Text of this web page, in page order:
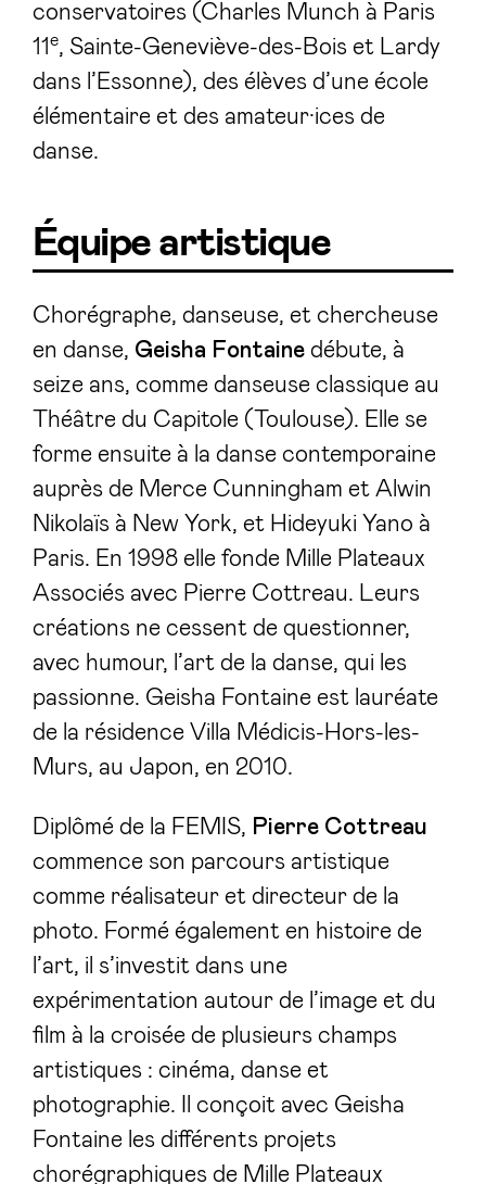
conservatoires (Charles Munch à Paris
11e, Sainte-Geneviève-des-Bois et Lardy
dans l’Essonne), des élèves d’une école
élémentaire et des amateur·ices de
danse.
Équipe artistique
Chorégraphe, danseuse, et chercheuse
en danse, Geisha Fontainedébute, à
seize ans, comme danseuse classique au
Théâtre du Capitole (Toulouse). Elle se
forme ensuite à la danse contemporaine
auprès de Merce Cunningham et Alwin
Nikolaïs à New York, et Hideyuki Yano à
Paris. En 1998 elle fonde Mille Plateaux
Associés avec Pierre Cottreau. Leurs
créations ne cessent de questionner,
avec humour, l’art de la danse, qui les
passionne. Geisha Fontaine est lauréate
de la résidence Villa Médicis-Hors-les-
Murs, au Japon, en 2010.
Diplômé de la FEMIS, Pierre Cottreau
commence son parcours artistique
comme réalisateur et directeur de la
photo. Formé également en histoire de
l’art, il s’investit dans une
expérimentation autour de l’image et du
film à la croisée de plusieurs champs
artistiques : cinéma, danse et
photographie. Il conçoit avec Geisha
Fontaine les différents projets
chorégraphiques de Mille Plateaux